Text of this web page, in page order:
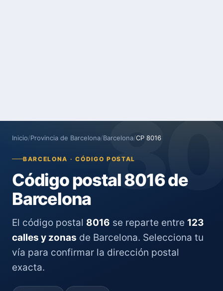
Inicio/Provincia de Barcelona/Barcelona/CP 8016
BARCELONA · CÓDIGO POSTAL
Código postal 8016 de
Barcelona
El código postal 8016 se reparte entre 123
calles y zonas de Barcelona. Selecciona tu
vía para confirmar la dirección postal
exacta.